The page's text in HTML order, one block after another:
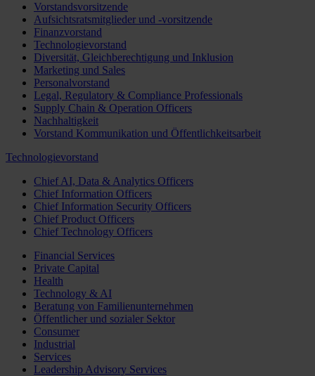
Vorstandsvorsitzende
Aufsichtsratsmitglieder und -vorsitzende
Finanzvorstand
Technologievorstand
Diversität, Gleichberechtigung und Inklusion
Marketing und Sales
Personalvorstand
Legal, Regulatory & Compliance Professionals
Supply Chain & Operation Officers
Nachhaltigkeit
Vorstand Kommunikation und Öffentlichkeitsarbeit
Technologievorstand
Chief AI, Data & Analytics Officers
Chief Information Officers
Chief Information Security Officers
Chief Product Officers
Chief Technology Officers
Financial Services
Private Capital
Health
Technology & AI
Beratung von Familienunternehmen
Öffentlicher und sozialer Sektor
Consumer
Industrial
Services
Leadership Advisory Services